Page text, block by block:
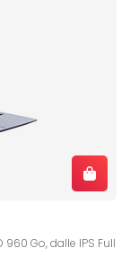
960 Go, dalle IPS Full